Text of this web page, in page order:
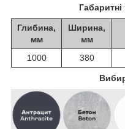
Глибина,
мм
Ширина,
мм
1000 380